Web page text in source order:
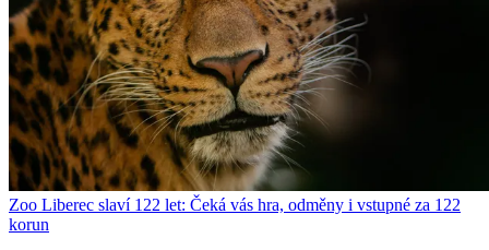
Zoo Liberec slaví 122 let: Čeká vás hra, odměny i vstupné za 122
korun